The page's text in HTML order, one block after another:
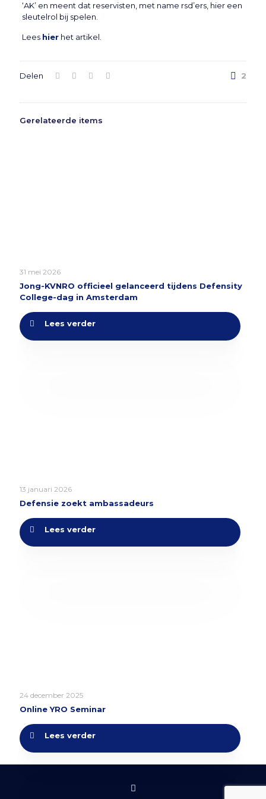
‘AK’ en meent dat reservisten, met name rsd’ers, hier een
sleutelrol bij spelen.
Lees hierhet artikel.
Delen 2
Gerelateerde items
31 mei 2026
Jong-KVNRO officieel gelanceerd tijdens Defensity
College-dag in Amsterdam
Lees verder
13 januari 2026
Defensie zoekt ambassadeurs
Lees verder
24 december 2025
Online YRO Seminar
Lees verder